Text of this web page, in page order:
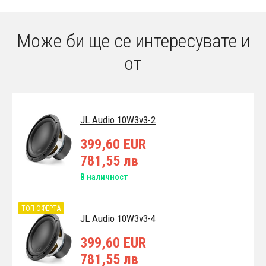
Може би ще се интересувате и
от
JL Audio 10W3v3-2
399,60 EUR
781,55 лв
В наличност
JL Audio 10W3v3-4
ТОП ОФЕРТА
399,60 EUR
781,55 лв